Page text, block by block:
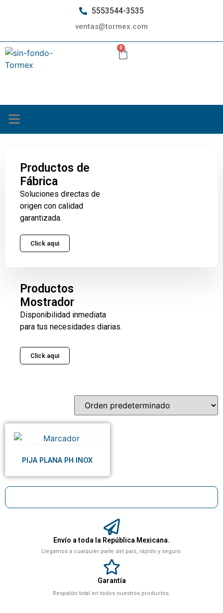
5553544-3535
ventas@tormex.com
0
Envío a toda la República Mexicana.
Llegamos a cualquier parte del país, rápido y seguro.
Garantía
Respaldo total en todos nuestros productos.
Productos de
Fábrica
Soluciones directas de
origen con calidad
garantizada.
Click aqui
Productos
Mostrador
Disponibilidad inmediata
para tus necesidades diarias.
Click aqui
PIJA PLANA PH INOX